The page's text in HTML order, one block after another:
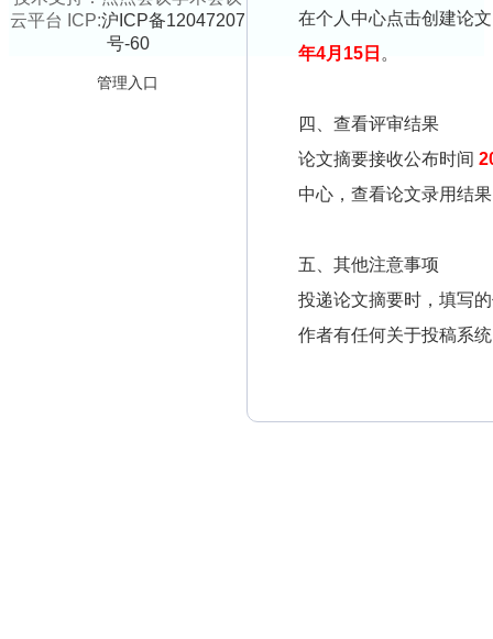
在个人中心点击创建论
年4月15日 。
四、查看评审结果
论文摘要接收公布时间
中心，查看论文录用结
五、其他注意事项
投递论文摘要时，填写
作者有任何关于投稿系
云平台 ICP:沪ICP备12047207
号-60
管理入口